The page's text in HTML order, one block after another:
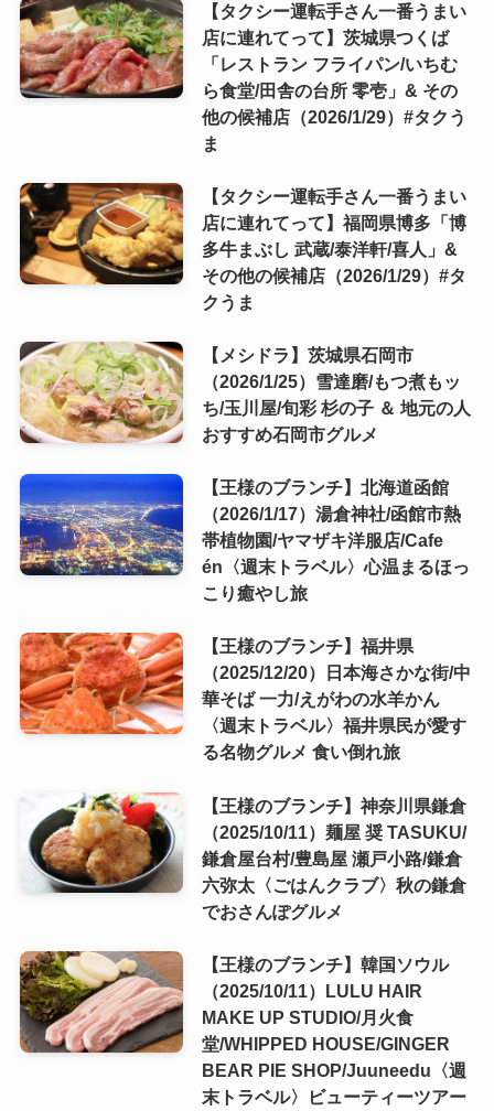
【タクシー運転手さん一番うまい
店に連れてって】茨城県つくば
「レストラン フライパン/いちむ
ら食堂/田舎の台所 零壱」& その
他の候補店（2026/1/29）#タクう
ま
【タクシー運転手さん一番うまい
店に連れてって】福岡県博多「博
多牛まぶし 武蔵/泰洋軒/喜人」&
その他の候補店（2026/1/29）#タ
クうま
【メシドラ】茨城県石岡市
（2026/1/25）雪達磨/もつ煮もッ
ち/玉川屋/旬彩 杉の子 ＆ 地元の人
おすすめ石岡市グルメ
【王様のブランチ】北海道函館
（2026/1/17）湯倉神社/函館市熱
帯植物園/ヤマザキ洋服店/Cafe
én〈週末トラベル〉心温まるほっ
こり癒やし旅
【王様のブランチ】福井県
（2025/12/20）日本海さかな街/中
華そば 一力/えがわの水羊かん
〈週末トラベル〉福井県民が愛す
る名物グルメ 食い倒れ旅
【王様のブランチ】神奈川県鎌倉
（2025/10/11）麺屋 奨 TASUKU/
鎌倉屋台村/豊島屋 瀬戸小路/鎌倉
六弥太〈ごはんクラブ〉秋の鎌倉
でおさんぽグルメ
【王様のブランチ】韓国ソウル
（2025/10/11）LULU HAIR
MAKE UP STUDIO/月火食
堂/WHIPPED HOUSE/GINGER
BEAR PIE SHOP/Juuneedu〈週
末トラベル〉ビューティーツアー